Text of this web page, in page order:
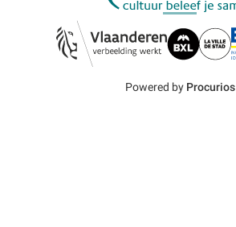
Powered by Procurios